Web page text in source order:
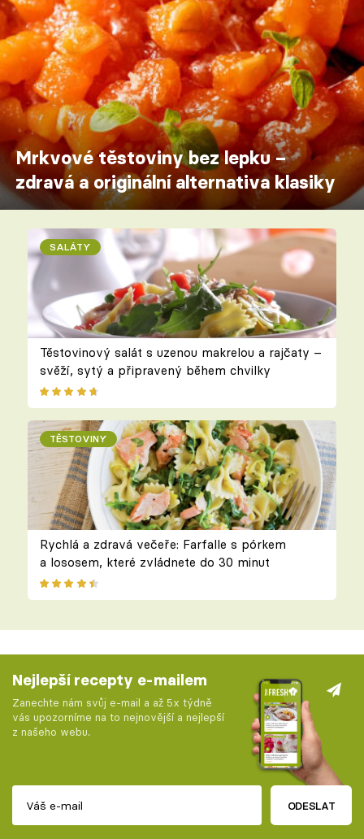
Mrkvové těstoviny bez lepku –
zdravá a originální alternativa klasiky
SALÁTY
Těstovinový salát s uzenou makrelou a rajčaty –
svěží, sytý a připravený během chvilky
TĚSTOVINY
Rychlá a zdravá večeře: Farfalle s pórkem
a lososem, které zvládnete do 30 minut
Nejlepší recepty e-mailem
Zanechte nám svůj e-mail a až 5x týdně
vás upozorníme na to nejnovější a nejlepší
z našeho webu.
ODESLAT